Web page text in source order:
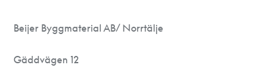
Beijer Byggmaterial AB/ Norrtälje
Gäddvägen 12